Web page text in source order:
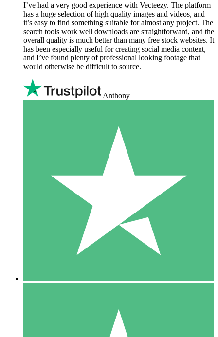
I’ve had a very good experience with Vecteezy. The platform
has a huge selection of high quality images and videos, and
it’s easy to find something suitable for almost any project. The
search tools work well downloads are straightforward, and the
overall quality is much better than many free stock websites. It
has been especially useful for creating social media content,
and I’ve found plenty of professional looking footage that
would otherwise be difficult to source.
Anthony